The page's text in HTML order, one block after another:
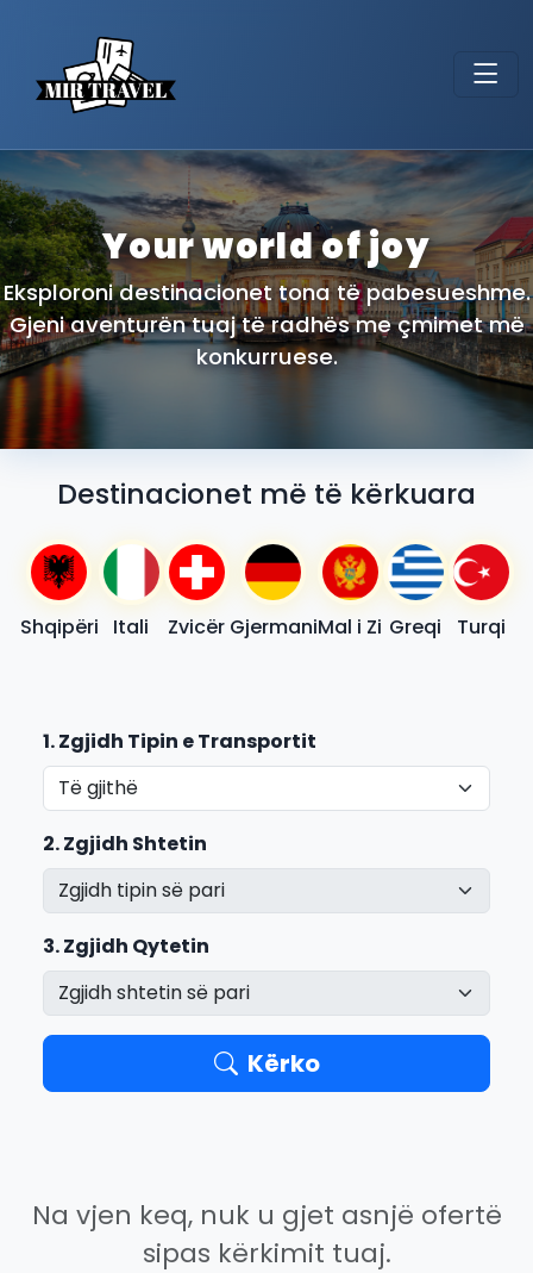
Your world of joy
Eksploroni destinacionet tona të pabesueshme.
Gjeni aventurën tuaj të radhës me çmimet më
konkurruese.
Destinacionet më të kërkuara
Shqipëri Itali Zvicër GjermaniMal i Zi Greqi Turqi
1. Zgjidh Tipin e Transportit
2. Zgjidh Shtetin
3. Zgjidh Qytetin
Kërko
Na vjen keq, nuk u gjet asnjë ofertë
sipas kërkimit tuaj.